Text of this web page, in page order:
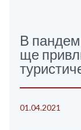
В
ще
01.04.2021